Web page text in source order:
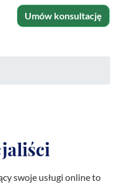
Umów konsultację
swoje usługi online to